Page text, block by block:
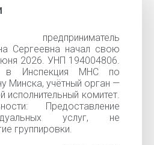
предприниматель
Сергеевна начал свою
2026. УНП 194004806.
в Инспекция МНС по
Минска, учётный орган —
исполнительный комитет.
Предоставление
услуг, не
группировки.